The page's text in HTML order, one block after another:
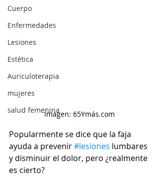
Cuerpo
Enfermedades
Lesiones
Estética
Auriculoterapia
mujeres
salud femeninaImagen: 65Ymás.com
Popularmente se dice que la faja
ayuda a prevenir #lesiones lumbares
y disminuir el dolor, pero ¿realmente
es cierto?